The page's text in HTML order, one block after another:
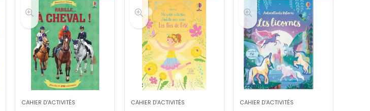
CAHIER D'ACTIVITÉS CAHIER D'ACTIVITÉS CAHIER D'ACTIVITÉS